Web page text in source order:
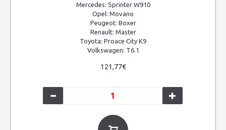
Mercedes: Sprinter W910
Opel: Movano
Peugeot: Boxer
Renault: Master
Toyota: Proace City K9
Volkswagen: T6.1
121,77€